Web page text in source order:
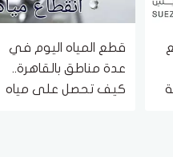
قطع المياه اليوم في
عدة مناطق بالقاهرة..
كيف تحصل على مياه